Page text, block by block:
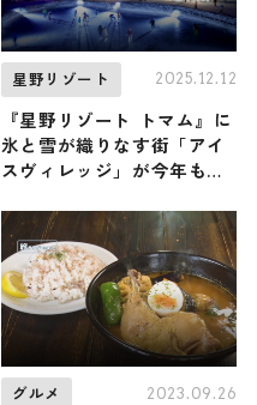
星野リゾート 2025.12.12
『星野リゾート トマム』に
氷と雪が織りなす街「アイ
スヴィレッジ」が今年もオ
た「氷の教会」は圧巻の美
しさ
グルメ 2023.09.26